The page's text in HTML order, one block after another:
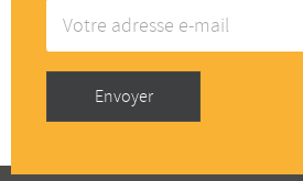
adresse
mail
Envoyer